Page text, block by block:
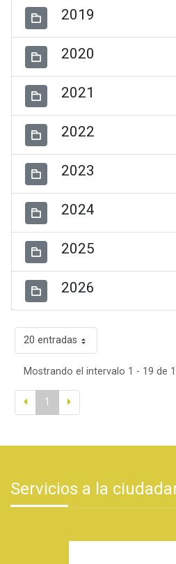
2019
2020
2021
2022
2023
2024
2025
2026
20 entradas
Mostrando el intervalo 1 - 19 de
1
Servicios a la